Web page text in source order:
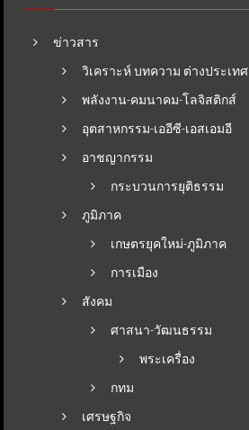
ข่าวสาร
วิเคราะห์ บทความ ต่างประเทศ
พลังงาน-คมนาคม-โลจิสติกส์
อุตสาหกรรม-เออีซี-เอสเอมอี
อาชญากรรม
กระบวนการยุติธรรม
ภูมิภาค
เกษตรยุคใหม่-ภูมิภาค
การเมือง
สังคม
ศาสนา-วัฒนธรรม
พระเครื่อง
กทม
เศรษฐกิจ